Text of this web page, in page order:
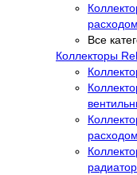
Все
Коллекторы